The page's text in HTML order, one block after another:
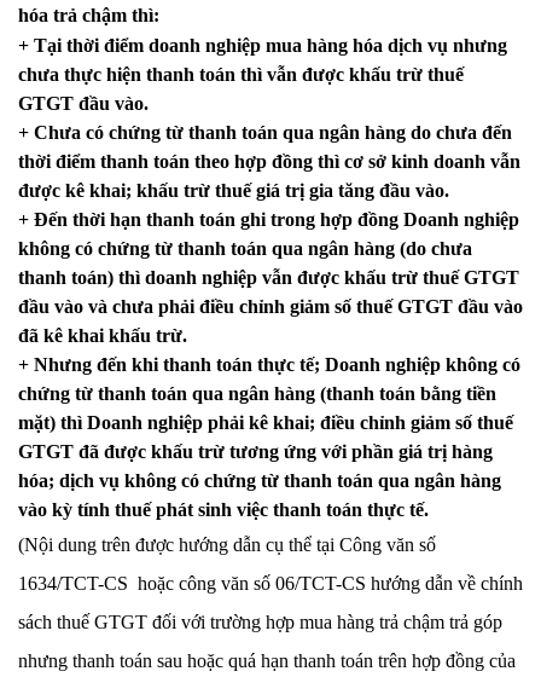
hóa trả chậm thì:
+ Tại thời điểm doanh nghiệp mua hàng hóa dịch vụ nhưng
chưa thực hiện thanh toán thì vẫn được khấu trừ thuế
GTGT đầu vào.
+ Chưa có chứng từ thanh toán qua ngân hàng do chưa đến
thời điểm thanh toán theo hợp đồng thì cơ sở kinh doanh vẫn
được kê khai; khấu trừ thuế giá trị gia tăng đầu vào.
+ Đến thời hạn thanh toán ghi trong hợp đồng Doanh nghiệp
không có chứng từ thanh toán qua ngân hàng (do chưa
thanh toán) thì doanh nghiệp vẫn được khấu trừ thuế GTGT
đầu vào và chưa phải điều chỉnh giảm số thuế GTGT đầu vào
đã kê khai khấu trừ.
+ Nhưng đến khi thanh toán thực tế; Doanh nghiệp không có
chứng từ thanh toán qua ngân hàng (thanh toán bằng tiền
mặt) thì Doanh nghiệp phải kê khai; điều chỉnh giảm số thuế
GTGT đã được khấu trừ tương ứng với phần giá trị hàng
hóa; dịch vụ không có chứng từ thanh toán qua ngân hàng
vào kỳ tính thuế phát sinh việc thanh toán thực tế.
(Nội dung trên được hướng dẫn cụ thể tại Công văn số
1634/TCT-CS hoặc công văn số 06/TCT-CS hướng dẫn về chính
sách thuế GTGT đối với trường hợp mua hàng trả chậm trả góp
nhưng thanh toán sau hoặc quá hạn thanh toán trên hợp đồng của